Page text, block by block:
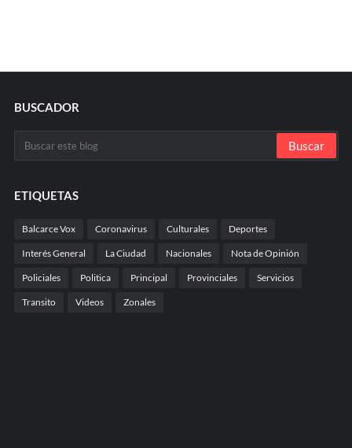
BUSCADOR
ETIQUETAS
Balcarce Vox Coronavirus Culturales Deportes
Interés General La Ciudad Nacionales Nota de Opinión
Policiales Politica Principal Provinciales Servicios
Transito Videos Zonales